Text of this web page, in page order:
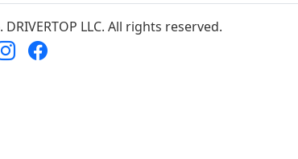
LLC. All rights reserved.